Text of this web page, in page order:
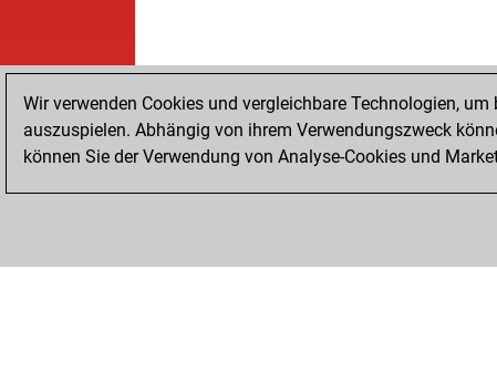
Wir verwenden Cookies und vergleichbare Technologien,
auszuspielen. Abhängig von ihrem Verwendungszweck
können Sie der Verwendung von Analyse-Cookies und